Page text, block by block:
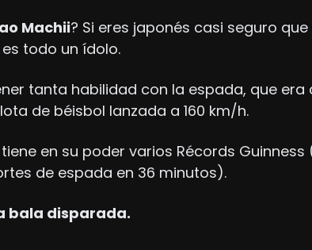
Machii? Si eres japonés casi seguro que
todo un ídolo.
tanta habilidad con la espada, que era
de béisbol lanzada a 160 km/h.
en su poder varios Récords Guinness
de espada en 36 minutos).
bala disparada.